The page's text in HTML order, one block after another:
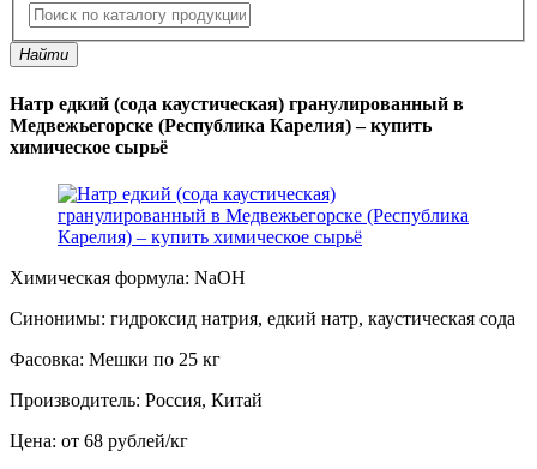
Найти
Натр едкий (сода каустическая) гранулированный в
Медвежьегорске (Республика Карелия) – купить
химическое сырьё
Химическая формула: NaOH
Синонимы: гидроксид натрия, едкий натр, каустическая сода
Фасовка: Мешки по 25 кг
Производитель: Россия, Китай
Цена: от 68 рублей/кг